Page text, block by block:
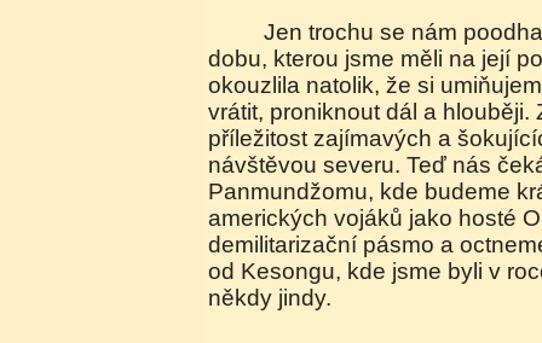
Jen trochu se nám poodhalila za tu krátkou
dobu, kterou jsme měli na její
okouzlila natolik, že si
vrátit, proniknout dál a hlouběji.
příležitost zajímavých a
návštěvou severu. Teď nás
Panmundžomu, kde budeme
amerických vojáků jako hosté
demilitarizační pásmo a
od Kesongu, kde jsme byli v
někdy jindy.